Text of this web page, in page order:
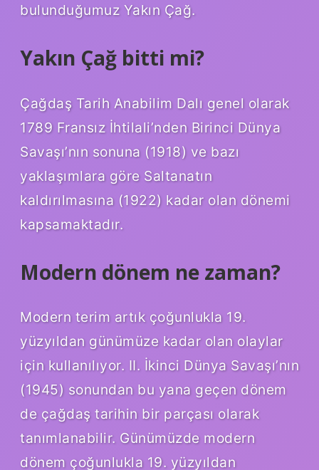
bulunduğumuz Yakın Çağ.
Yakın Çağ bitti mi?
Çağdaş Tarih Anabilim Dalı genel olarak
1789 Fransız İhtilali’nden Birinci Dünya
Savaşı’nın sonuna (1918) ve bazı
yaklaşımlara göre Saltanatın
kaldırılmasına (1922) kadar olan dönemi
kapsamaktadır.
Modern dönem ne zaman?
Modern terim artık çoğunlukla 19.
yüzyıldan günümüze kadar olan olaylar
için kullanılıyor. II. İkinci Dünya Savaşı’nın
(1945) sonundan bu yana geçen dönem
de çağdaş tarihin bir parçası olarak
tanımlanabilir. Günümüzde modern
dönem çoğunlukla 19. yüzyıldan